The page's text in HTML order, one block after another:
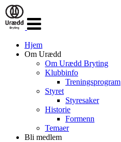
navigasjon
Hjem
Om Urædd
Om Urædd Bryting
Klubbinfo
Treningsprogram
Styret
Styresaker
Historie
Formenn
Temaer
Bli medlem